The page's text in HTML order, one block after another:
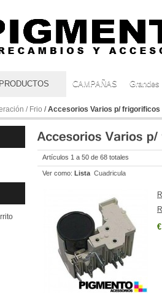
PRODUCTOS CAMPAÑAS
/ Frio /Accesorios Varios p/ frigorificos
Artículos 1 a 50 de 68 totales
Ver como: Lista Cuadricula